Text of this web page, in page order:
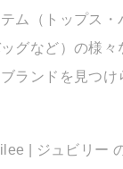
ム（トップス・
グなど）の様々
ランドを見つけ
| ジュビリー